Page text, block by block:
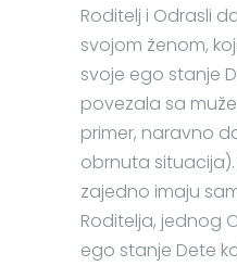
Roditelj i Odrasli
svojom ženom,
svoje ego stanje
povezala sa
primer, naravno
obrnuta situacija).
zajedno imaju
Roditelja, jednog
ego stanje Dete